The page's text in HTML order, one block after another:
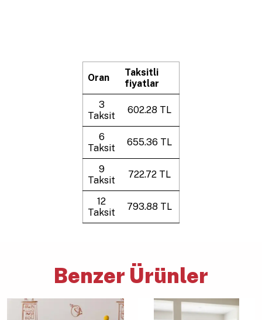
Oran
Taksitli
fiyatlar
3
Taksit
602.28 TL
6
Taksit
655.36 TL
9
Taksit
722.72 TL
12
Taksit
793.88 TL
Benzer Ürünler